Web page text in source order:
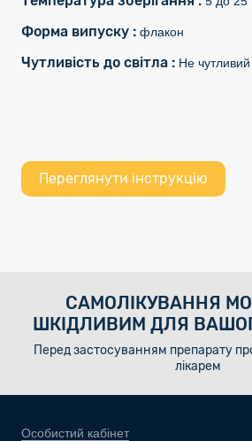
Форма випуску : флакон
Чутливість до світла : Не чутливий
Переглянути інструкцію
САМОЛІКУВАННЯ
ШКІДЛИВИМ ДЛЯ
Перед застосуванням препарату
лікарем
Особистий кабінет